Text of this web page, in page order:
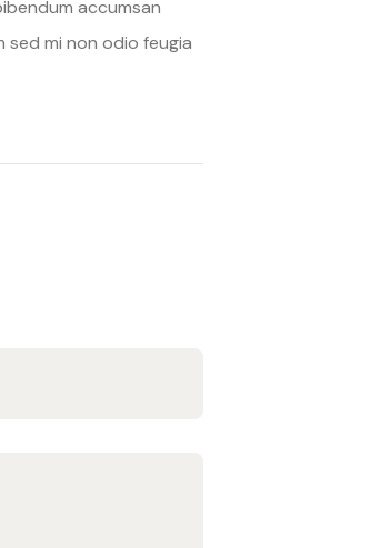
accumsan
sed mi non odio feugia